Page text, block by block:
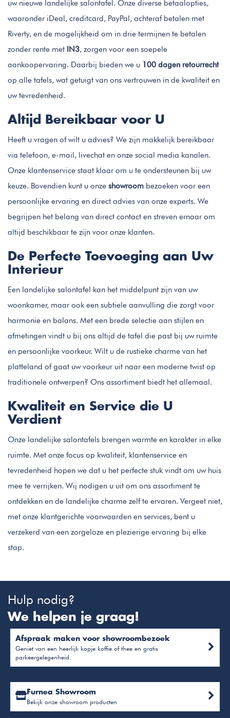
uw nieuwe landelijke salontafel. Onze diverse betaalopties,
waaronder iDeal, creditcard, PayPal, achteraf betalen met
Riverty, en de mogelijkheid om in drie termijnen te betalen
zonder rente met IN3, zorgen voor een soepele
aankoopervaring. Daarbij bieden we u 100 dagen retourrecht
op alle tafels, wat getuigt van ons vertrouwen in de kwaliteit en
uw tevredenheid.
Altijd Bereikbaar voor U
Heeft u vragen of wilt u advies? We zijn makkelijk bereikbaar
via telefoon, e-mail, livechat en onze social media kanalen.
Onze klantenservice staat klaar om u te ondersteunen bij uw
keuze. Bovendien kunt u onze showroom bezoeken voor een
persoonlijke ervaring en direct advies van onze experts. We
begrijpen het belang van direct contact en streven ernaar om
altijd beschikbaar te zijn voor onze klanten.
De Perfecte Toevoeging aan Uw
Interieur
Een landelijke salontafel kan het middelpunt zijn van uw
woonkamer, maar ook een subtiele aanvulling die zorgt voor
harmonie en balans. Met een brede selectie aan stijlen en
afmetingen vindt u bij ons altijd de tafel die past bij uw ruimte
en persoonlijke voorkeur. Wilt u de rustieke charme van het
platteland of gaat uw voorkeur uit naar een moderne twist op
traditionele ontwerpen? Ons assortiment biedt het allemaal.
Kwaliteit en Service die U
Verdient
Onze landelijke salontafels brengen warmte en karakter in elke
ruimte. Met onze focus op kwaliteit, klantenservice en
tevredenheid hopen we dat u het perfecte stuk vindt om uw huis
mee te verrijken. Wij nodigen u uit om ons assortiment te
ontdekken en de landelijke charme zelf te ervaren. Vergeet niet,
met onze klantgerichte voorwaarden en services, bent u
verzekerd van een zorgeloze en plezierige ervaring bij elke
stap.
Hulp nodig?
We helpen je graag!
Afspraak maken voor showroombezoek
Geniet van een heerlijk kopje koffie of thee en gratis
parkeergelegenheid.
Furnea Showroom
Bekijk onze showroom producten